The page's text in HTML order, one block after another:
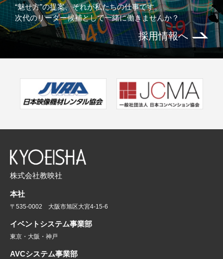
“魅せ方”の提案、それが私たちの仕事です。
次代のリーダー候補として一緒に働きませんか？
採用情報へ
株式会社教映社
本社
〒535-0002 大阪市旭区大宮4-15-6
イベントシステム事業部
東京・大阪・神戸
AVCシステム事業部